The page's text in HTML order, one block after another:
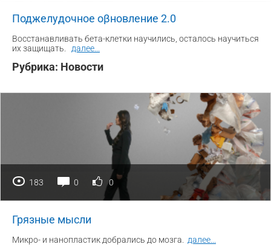
Поджелудочное оβновление 2.0
Восстанавливать бета-клетки научились, осталось научиться
их защищать.
далее
Рубрика: Новости
183 0 0
Грязные мысли
Микро- и нанопластик добрались до мозга. далее